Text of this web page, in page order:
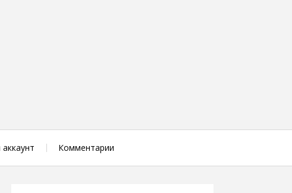
Комментарии